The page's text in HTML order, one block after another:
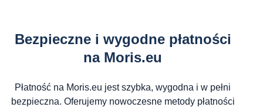
Bezpieczne i wygodne płatności
na Moris.eu
Płatność na Moris.eu jest szybka, wygodna i w pełni
bezpieczna. Oferujemy nowoczesne metody płatności